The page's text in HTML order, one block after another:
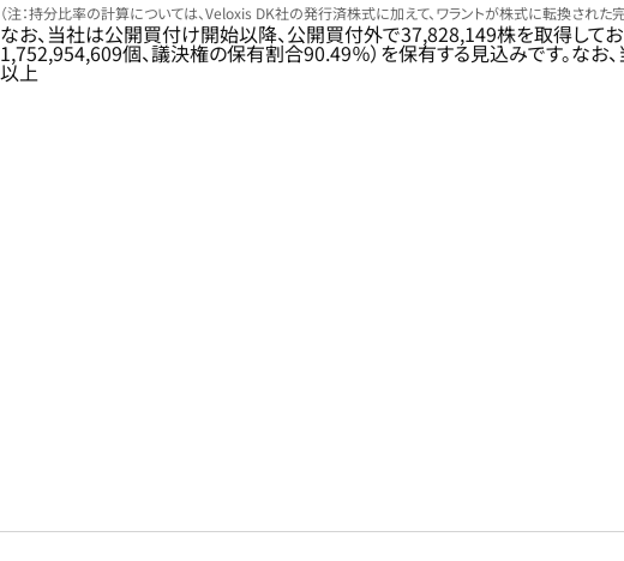
（注：持分比率の計算については、Veloxis DK社の発行済株式に加えて、ワラントが株式に転換された
なお、当社は公開買付け開始以降、公開買付外で37,828,149株を取得して
1,752,954,609個、議決権の保有割合90.49％）を保有する見込みです。なお
以上